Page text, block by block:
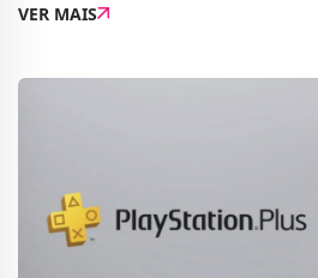
por Jason Schreier, jornalista do
VER MAIS